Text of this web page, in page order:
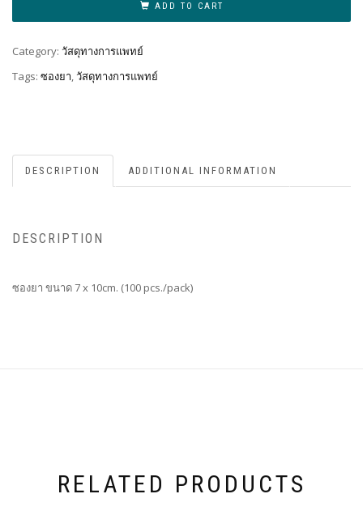
ADD TO CART
Category: วัสดุทางการแพทย์
Tags: ซองยา,วัสดุทางการแพทย์
DESCRIPTION ADDITIONAL INFORMATION
DESCRIPTION
ซองยา ขนาด 7 x 10cm. (100 pcs./pack)
RELATED PRODUCTS